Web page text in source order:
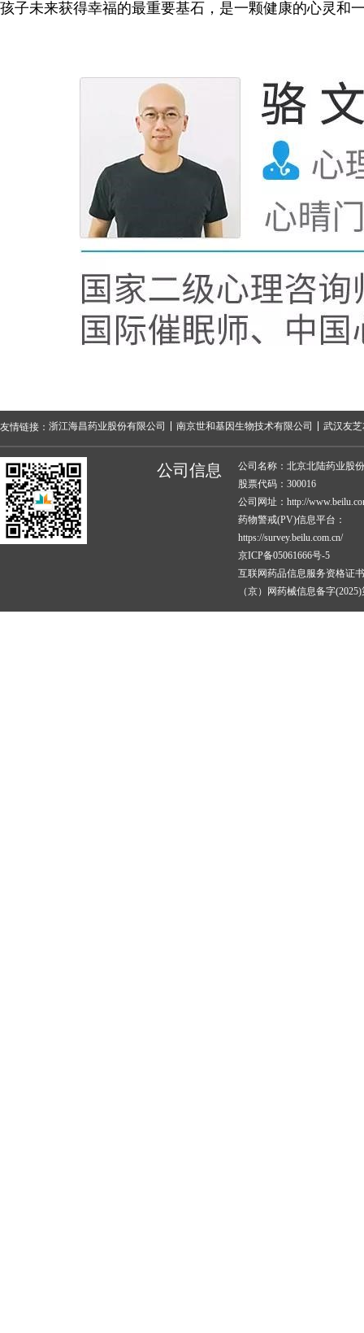
孩子未来获得幸福的最重要基石，是一颗健康的心灵和
友情链接： 浙江海昌药业股份有限公司 南京世和基因生物技术有限公司 武汉友
公司信息
公司名称：北京北陆药业股
股票代码：300016
公司网址：http://
药物警戒(PV)信息平台：
https://survey.beilu.com.cn/
京ICP备05061666号-5
互联网药品信息服务资格证
（京）网药械信息备字